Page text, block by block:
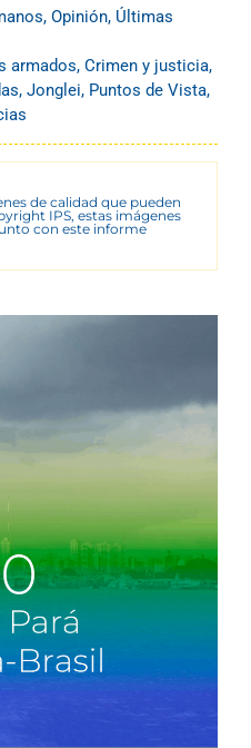
, Opinión, Últimas
armados, Crimen y justicia,
, Jonglei, Puntos de Vista,
de calidad que pueden
IPS, estas imágenes
con este informe